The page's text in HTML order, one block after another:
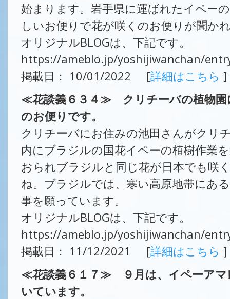
始まります。岩手県に運ばれたイペー
しいお便りで花が咲くのお便りが聞か
オリジナルBLOGは、下記です。
https://ameblo.jp/yoshijiwanchan/
掲載日： 10/01/2022 [詳細はこちら ]
≪花談義６３４≫ クリチーバの植物園
のお便りです。
クリチーバにお住みの池田さんがクリ
内にブラジルの国花イペーの植樹作業
おられブラジルと同じ花が日本でも咲
ね。ブラジルでは、寒い高原地帯にあ
事を願っています。
オリジナルBLOGは、下記です。
https://ameblo.jp/yoshijiwanchan/
掲載日： 11/12/2021 [詳細はこちら ]
≪花談義６１７≫ ９月は、イペーアマ
いています。